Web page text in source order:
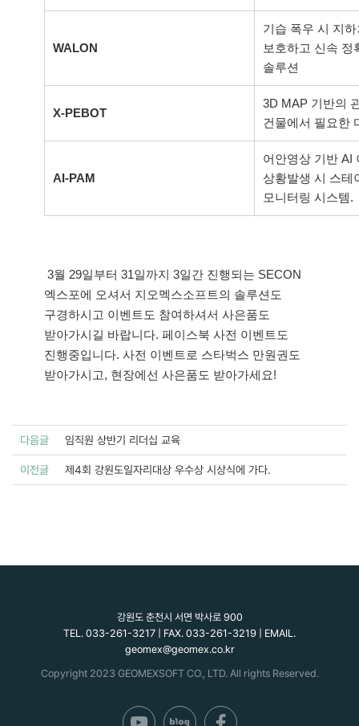
WALON
기습 폭우 시 지
보호하고 신속
솔루션
X-PEBOT
3D MAP 기반의
건물에서 필요한
AI-PAM
어안영상 기반 AI
상황발생 시 스테
모니터링 시스템.
3월 29일부터 31일까지 3일간 진행되는 SECON
엑스포에 오셔서 지오멕스소프트의 솔루션도
구경하시고 이벤트도 참여하셔서 사은품도
받아가시길 바랍니다. 페이스북 사전 이벤트도
진행중입니다. 사전 이벤트로 스타벅스 만원권도
받아가시고, 현장에선 사은품도 받아가세요!
다음글 임직원 상반기 리더십 교육
이전글 제4회 강원도일자리대상 우수상 시상식에 가다.
강원도 춘천시 서면 박사로 900
TEL. 033-261-3217 | FAX. 033-261-3219 | EMAIL.
geomex@geomex.co.kr
Copyright 2023 GEOMEXSOFT CO., LTD. All rights Reserved.